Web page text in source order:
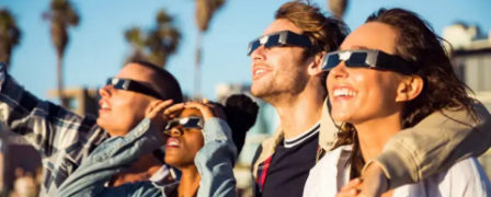
Memoria Histórica
Gastronomía
Escenarios